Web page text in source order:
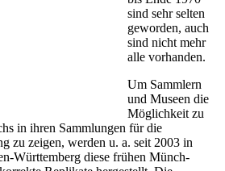
sind sehr selten
geworden, auch
sind nicht mehr
alle vorhanden.
Um Sammlern
und Museen die
Möglichkeit zu
in ihren Sammlungen für die
zu zeigen, werden u. a. seit 2003 in
Württemberg diese frühen Münch-